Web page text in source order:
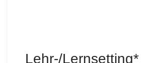
Lehr-/Lernsetting*